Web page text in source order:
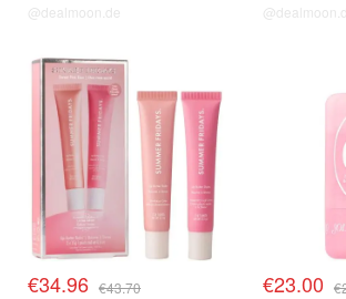
@dealmoon.de
€34.96 €43.70 €23.00